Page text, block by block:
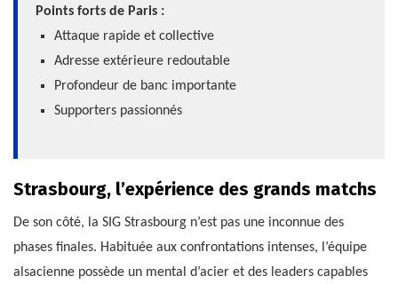
Points forts de Paris :
Attaque rapide et collective
Adresse extérieure redoutable
Profondeur de banc importante
Supporters passionnés
Strasbourg, l’expérience des grands matchs
De son côté, la SIG Strasbourg n’est pas une inconnue des
phases finales. Habituée aux confrontations intenses, l’équipe
alsacienne possède un mental d’acier et des leaders capables